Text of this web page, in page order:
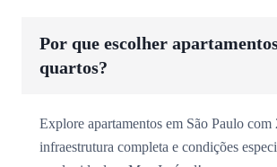
Por que escolher
quartos?
Explore apartamentos em São Paulo com
infraestrutura completa e condições